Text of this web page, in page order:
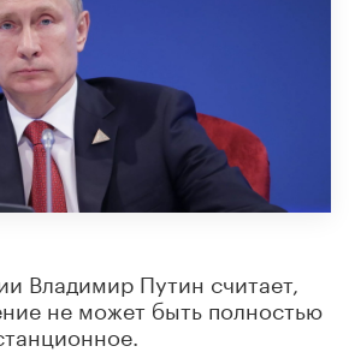
Владимир Путин считает,
не может быть полностью